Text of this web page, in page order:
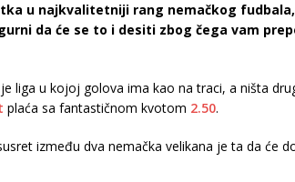
u najkvalitetniji rang nemačkog
da će se to i desiti zbog čega vam
liga u kojoj golova ima kao na traci, a ništa
plaća sa fantastičnom kvotom 2.50.
između dva nemačka velikana je ta da će